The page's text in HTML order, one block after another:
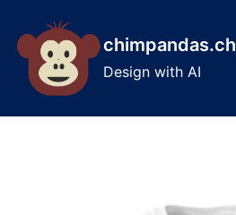
content
chimpandas.ch
Design with AI